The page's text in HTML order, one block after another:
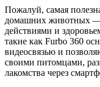
Пожалуй, самая
домашних животных —
действиями и
такие как Furbo 360
видеосвязью и
своими питомцами,
лакомства через